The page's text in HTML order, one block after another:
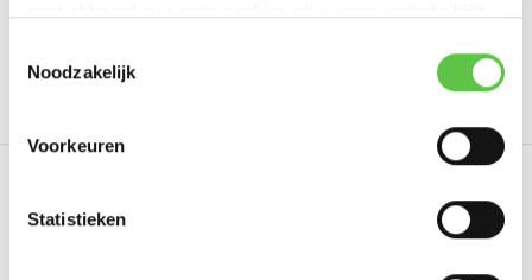
Noodzakelijk
Voorkeuren
Statistieken
Tags
10 Years LIC-